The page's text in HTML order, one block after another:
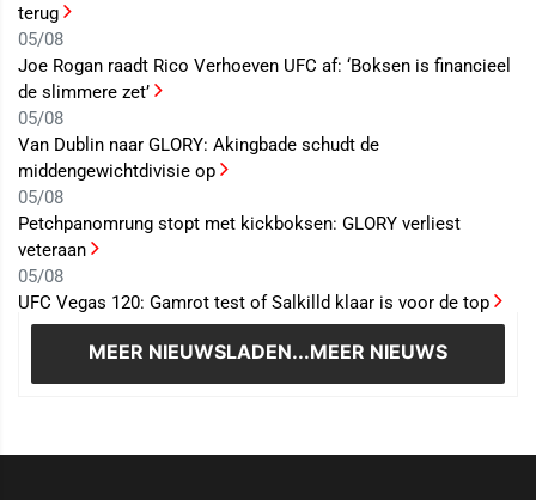
terug
05/08
Joe Rogan raadt Rico Verhoeven UFC af: ‘Boksen is financieel
de slimmere zet’
05/08
Van Dublin naar GLORY: Akingbade schudt de
middengewichtdivisie op
05/08
Petchpanomrung stopt met kickboksen: GLORY verliest
veteraan
05/08
UFC Vegas 120: Gamrot test of Salkilld klaar is voor de top
MEER NIEUWSLADEN...MEER NIEUWS